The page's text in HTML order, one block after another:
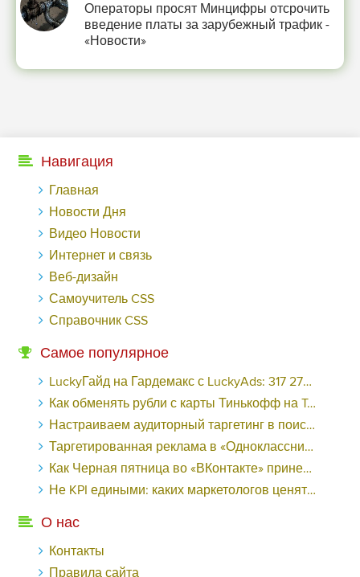
Операторы просят Минцифры отсрочить
введение платы за зарубежный трафик -
«Новости»
Навигация
Главная
Новости Дня
Видео Новости
Интернет и связь
Веб-дизайн
Самоучитель CSS
Справочник CSS
Самое популярное
LuckyГайд на Гардемакс с LuckyAds: 317 279 рублей за 10 дней - «Надо знать»
Как обменять рубли с карты Тинькофф на Tether ERC20 (USDT)?
Настраиваем аудиторный таргетинг в поисковой кампании Google Ads - «Заработок»
Таргетированная реклама в «Одноклассниках»: как ее настроить и нужно ли - «Заработок»
Как Черная пятница во «ВКонтакте» принесла магазину подарков 221 продажу по цене 38 рублей - «Заработок»
Не KPI едиными: каких маркетологов ценят - «Заработок»
О нас
Контакты
Правила сайта